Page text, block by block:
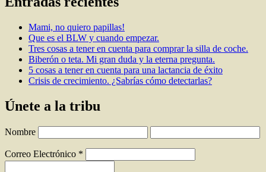
Mami, no quiero papillas!
Que es el BLW y cuando empezar.
Tres cosas a tener en cuenta para comprar la silla de coche.
Biberón o teta. Mi gran duda y la eterna pregunta.
5 cosas a tener en cuenta para una lactancia de éxito
Crisis de crecimiento. ¿Sabrías cómo detectarlas?
Únete a la tribu
Nombre
Correo Electrónico *